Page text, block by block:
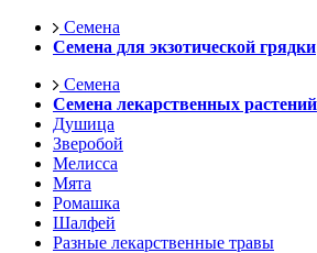
Семена
Семена для экзотической грядки
Семена
Семена лекарственных растений
Душица
Зверобой
Мелисса
Мята
Ромашка
Шалфей
Разные лекарственные травы